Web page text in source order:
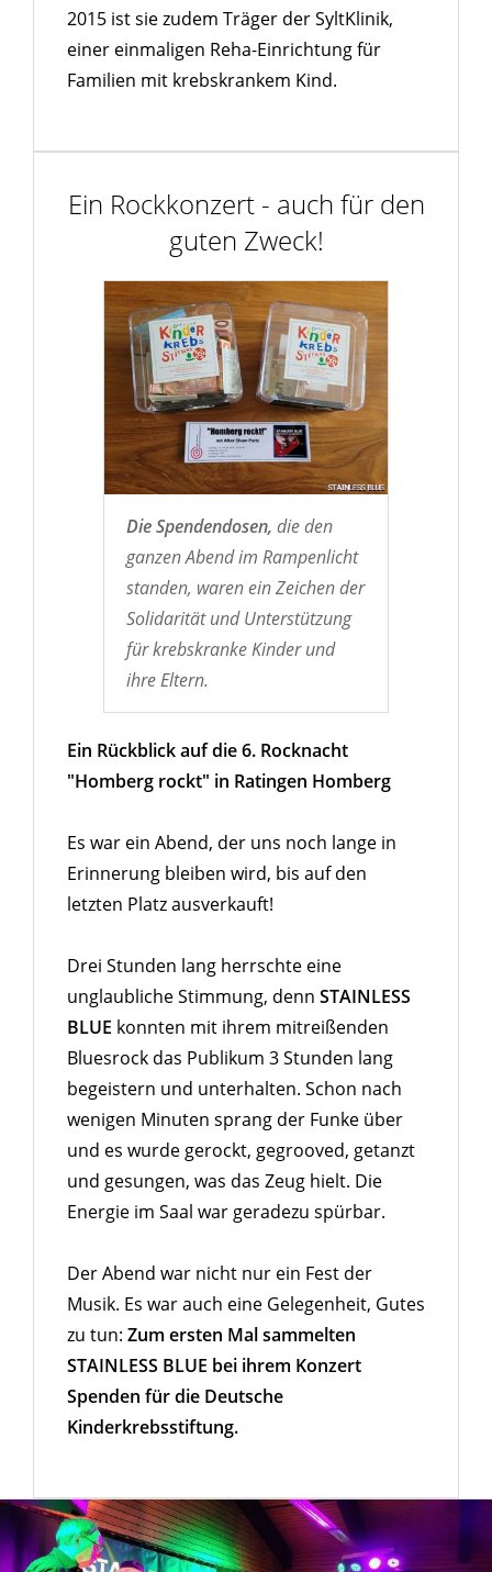
2015 ist sie zudem Träger der SyltKlinik,
einer einmaligen Reha-Einrichtung für
Familien mit krebskrankem Kind.
Ein Rockkonzert - auch für den
guten Zweck!
Die Spendendosen, die den
ganzen Abend im Rampenlicht
standen, waren ein Zeichen der
Solidarität und Unterstützung
für krebskranke Kinder und
ihre Eltern.
Ein Rückblick auf die 6. Rocknacht
"Homberg rockt" in Ratingen Homberg
Es war ein Abend, der uns noch lange in
Erinnerung bleiben wird, bis auf den
letzten Platz ausverkauft!
Drei Stunden lang herrschte eine
unglaubliche Stimmung, denn STAINLESS
BLUE konnten mit ihrem mitreißenden
Bluesrock das Publikum 3 Stunden lang
begeistern und unterhalten. Schon nach
wenigen Minuten sprang der Funke über
und es wurde gerockt, gegrooved, getanzt
und gesungen, was das Zeug hielt. Die
Energie im Saal war geradezu spürbar.
Der Abend war nicht nur ein Fest der
Musik. Es war auch eine Gelegenheit, Gutes
zu tun: Zum ersten Mal sammelten
STAINLESS BLUE bei ihrem Konzert
Spenden für die Deutsche
Kinderkrebsstiftung.